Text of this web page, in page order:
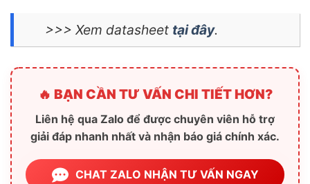
>>> Xem datasheet tại đây.
🔥 BẠN CẦN TƯ VẤN CHI TIẾT HƠN?
Liên hệ qua Zalo để được chuyên viên hỗ trợ
giải đáp nhanh nhất và nhận báo giá chính xác.
CHAT ZALO NHẬN TƯ VẤN NGAY